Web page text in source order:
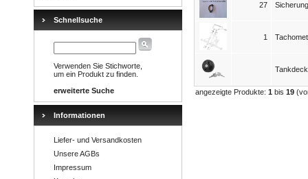
Schnellsuche
Verwenden Sie Stichworte,
um ein Produkt zu finden.
erweiterte Suche
Informationen
Liefer- und Versandkosten
Unsere AGBs
Impressum
27
1
angezeigte Produkte: 1 bis 19